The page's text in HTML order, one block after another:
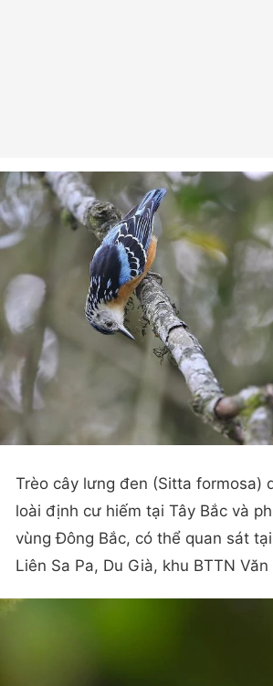
Trèo cây lưng đen (Sitta formosa)
loài định cư hiếm tại Tây Bắc và
vùng Đông Bắc, có thể quan sát
Liên Sa Pa, Du Già, khu BTTN